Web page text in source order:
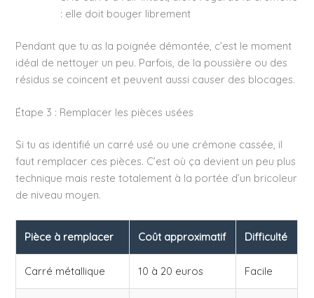
: elle doit bouger librement
Pendant que tu as la poignée démontée, c’est le moment
idéal de nettoyer un peu. Parfois, de la poussière ou des
résidus se coincent et peuvent aussi causer des blocages.
Étape 3 : Remplacer les pièces usées
Si tu as identifié un carré usé ou une crémone cassée, il
faut remplacer ces pièces. C’est où ça devient un peu plus
technique mais reste totalement à la portée d’un bricoleur
de niveau moyen.
Pièce à remplacer Coût approximatif Difficulté
Carré métallique 10 à 20 euros Facile